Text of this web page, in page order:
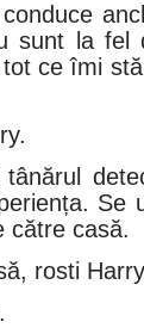
sunt la fel
ce îmi
Se
către casă.
rosti